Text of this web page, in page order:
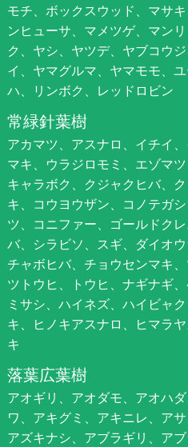
モチ、ボックスウッド、マサ
ンヒューサ、マメツゲ、マン
ク、ヤシ、ヤツデ、ヤブコウ
イ、ヤマグルマ、ヤマモモ、
ハ、リンボク、レッドロビン
常緑針葉樹
アカマツ、アスナロ、イチイ
マキ、ウラジロモミ、エゾマ
キャラボク、クジャクヒバ、
キ、コウヨウザン、コノテガ
ツ、コニファー、ゴールドク
バ、シラビソ、スギ、ダイオ
チャボヒバ、チョウセンマキ
ツトウヒ、トウヒ、ナギナギ
ミサシ、ハイネズ、ハイビャ
キ、ヒノキアスナロ、ヒマラ
キ
落葉広葉樹
アオギリ、アオダモ、アオハ
ワ、アキグミ、アキニレ、ア
アズキナシ、アブラギリ、ア